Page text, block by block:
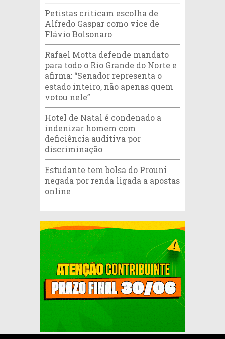
Petistas criticam escolha de
Alfredo Gaspar como vice de
Flávio Bolsonaro
Rafael Motta defende mandato
para todo o Rio Grande do Norte e
afirma: “Senador representa o
estado inteiro, não apenas quem
votou nele”
Hotel de Natal é condenado a
indenizar homem com
deficiência auditiva por
discriminação
Estudante tem bolsa do Prouni
negada por renda ligada a apostas
online